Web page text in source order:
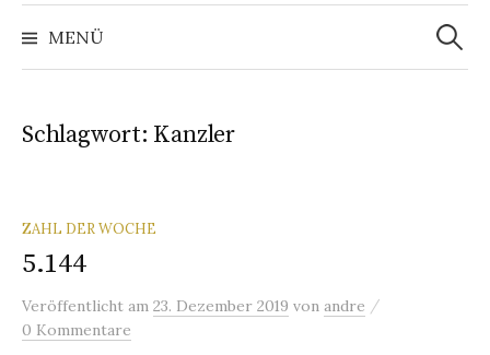
MENÜ
Suchen
nach:
Schlagwort: Kanzler
ZAHL DER WOCHE
5.144
Veröffentlicht am 23. Dezember 2019 von andre /
0 Kommentare